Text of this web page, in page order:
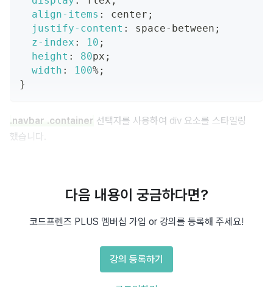
align-items : center ;
justify-content : space-between ;
z-index : 10 ;
height : 80px ;
width : 100%;
}
.navbar .container 선택자를 사용하여 div 요소를 스타일링
했습니다.
display: flex; : 내부 요소를 가로로 배치하기 위해
align-items: center; : 내부 요소를 수직으로 중앙
다음 내용이 궁금하다면?
코드프렌즈 PLUS 멤버십 가입 or 강의를 등록해 주세요!
강의 등록하기